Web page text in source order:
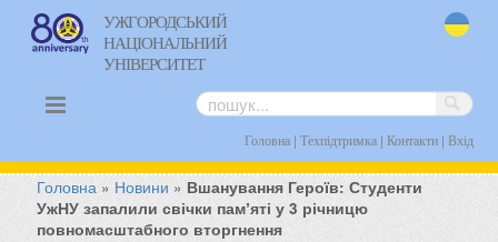
УЖГОРОДСЬКИЙ
НАЦІОНАЛЬНИЙ
УНІВЕРСИТЕТ
Головна| Техпідтримка| Контакти| Вхід
Головна » Новини » Вшанування Героїв: Студенти
УжНУ запалили свічки памʼяті у 3 річницю
повномасштабного вторгнення